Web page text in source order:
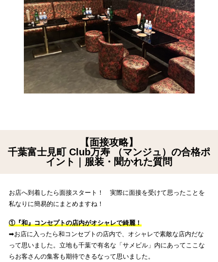
【面接攻略】
千葉富士見町 Club万寿 （マンジュ）の合格ポ
イント｜服装・聞かれた質問
お店へ到着したら面接スタート！ 実際に面接を受けて思ったことを
私なりに簡易的にまとめますね！
①『和』コンセプトの店内がオシャレで綺麗！
➡︎お店に入ったら和コンセプトの店内で、オシャレで素敵な店内だな
って思いました。立地も千葉で有名な「サメビル」内にあってここな
らお客さんの集客も期待できるなって思いました。